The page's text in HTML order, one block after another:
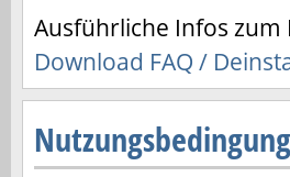
Ausführliche Infos zum
Download FAQ /